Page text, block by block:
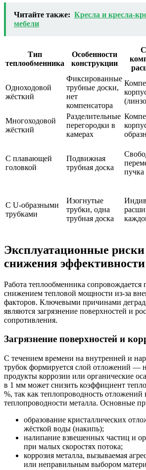
Читайте также: Кресла и кресла-
мебели
Тип
теплообменника
Особенности
конструкции
Одноходовой
жёсткий
Фиксированные
трубные доски,
нет
компенсатора
Многоходовой
жёсткий
Разделительные
перегородки в
камерах
С плавающей
головкой
Подвижная
трубная доска
пучка
С U-образными
трубками
Изогнутые
трубки, одна
трубная доска
Эксплуатационные
снижения эффективности
Работа теплообменника сопровождается
снижением тепловой мощности из-за
факторов. Ключевыми причинами
являются загрязнение поверхностей и
сопротивления.
Загрязнение поверхностей и
С течением времени на внутренней и
трубок формируется слой отложений —
продукты коррозии или органические
в 1 мм может снизить коэффициент
%, так как теплопроводность отложений
теплопроводности металла. Основные
образование кристаллических
жёсткой воды (накипь);
налипание взвешенных частиц и
при малых скоростях потока;
коррозия металла, вызываемая
или неправильным выбором